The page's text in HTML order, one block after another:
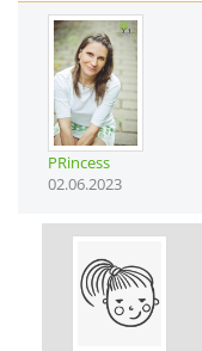
PRincess
02.06.2023